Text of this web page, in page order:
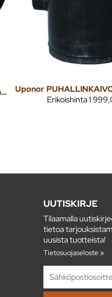
Radonimuputki 110 PE SN4 Jita 50m/kieppi
Uponor
Erikoishinta1
UUTISKIRJE
Tilaamalla
tietoa
uusista tuotteista!
Tietosuojaseloste »